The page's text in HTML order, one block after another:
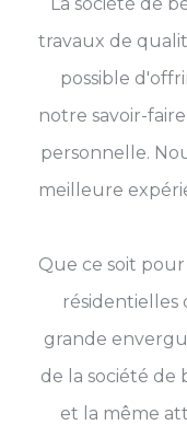
travaux de
possible
notre savoir-
personnelle.
meilleure
Que ce soit
grande
de la société de
et la même